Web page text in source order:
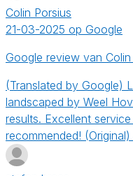
Colin Porsius
21-03-2025 op Google
Google review van Colin
(Translated by Google)
landscaped by Weel
results. Excellent
recommended!